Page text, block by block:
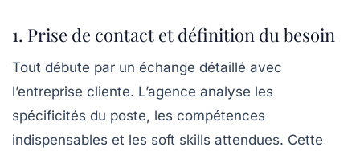
1. Prise de contact et définition du besoin
Tout débute par un échange détaillé avec
l’entreprise cliente. L’agence analyse les
spécificités du poste, les compétences
indispensables et les soft skills attendues. Cette